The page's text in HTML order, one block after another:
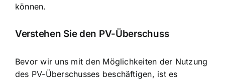
können.
Verstehen Sie den PV-Überschuss
Bevor wir uns mit den Möglichkeiten der Nutzung
des PV-Überschusses beschäftigen, ist es